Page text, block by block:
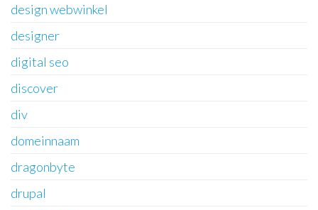
design webwinkel
designer
digital seo
discover
div
domeinnaam
dragonbyte
drupal